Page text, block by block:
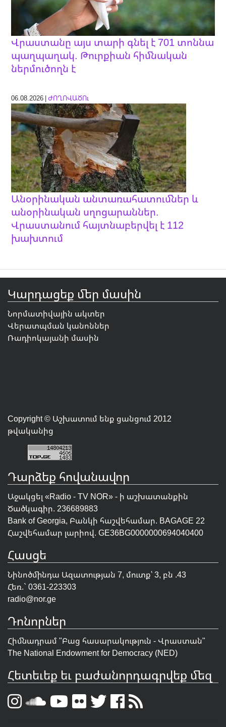
Վրաստանը այս տարի գնել է 701 տոննա
պաղպաղակ. Թուրքիան հիմնական
ներմուծողն է
06.08.2026 |ԺՈՂՈՎԱԾՈւ
Անօրինական անտառահատումներ և
անօրինական սղոցարաններ.
Վրաստանում հայտնաբերվել է 112
խախտում
Կարդացեք մեր մասին
Նորմատիվային ակտեր
Վերատպման կանոններ
Ռադիոկայանի մասին
Copyright © Աշխատում ենք ցանցում 2012
թվականից
Դարձեք հովանավոր
Աջակցել «Radio - TV NOR» - ի աշխատանքին
Ծածկագիր. 236689883
Bank of Georgia, Բանկի հաշվեհամար. BAGAGE 22
Հաշվեհամար լարիով. GE36BG0000000694040400
Հասցե
Նինոծմինդա Ազատության 7, մուտք՝ 3, բն .43
Հեռ.` 0361-223303
radio@nor.ge
Դոնորներ
Հիմնադրամ "Բաց հասարակություն - Վրաստան"
The National Endowment for Democracy (NED)
Հետեւեք եւ բաժանորդագրվեք մեզ